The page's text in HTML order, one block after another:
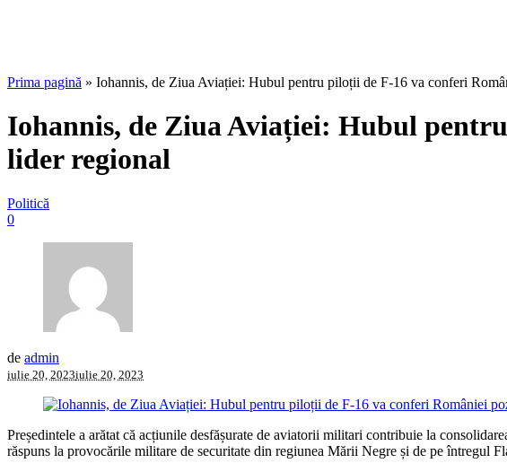
Prima pagină » Iohannis, de Ziua Aviației: Hubul pentru piloții de F-16 va conferi
Iohannis, de Ziua Aviației: Hubul
lider regional
Politică
0
de admin
iulie 20, 2023iulie 20, 2023
Președintele a arătat că acțiunile desfășurate de aviatorii militari contribuie la
răspuns la provocările militare de securitate din regiunea Mării Negre și de pe întregul